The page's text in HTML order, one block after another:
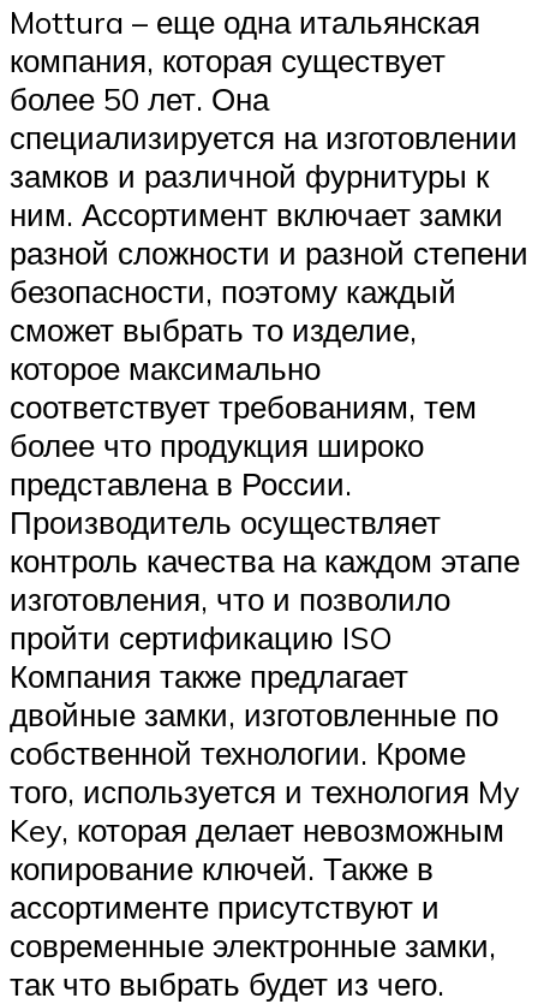
Mottura – еще одна итальянская
компания, которая существует
более 50 лет. Она
специализируется на изготовлении
замков и различной фурнитуры к
ним. Ассортимент включает замки
разной сложности и разной степени
безопасности, поэтому каждый
сможет выбрать то изделие,
которое максимально
соответствует требованиям, тем
более что продукция широко
представлена в России.
Производитель осуществляет
контроль качества на каждом этапе
изготовления, что и позволило
пройти сертификацию ISO
Компания также предлагает
двойные замки, изготовленные по
собственной технологии. Кроме
того, используется и технология My
Key, которая делает невозможным
копирование ключей. Также в
ассортименте присутствуют и
современные электронные замки,
так что выбрать будет из чего.